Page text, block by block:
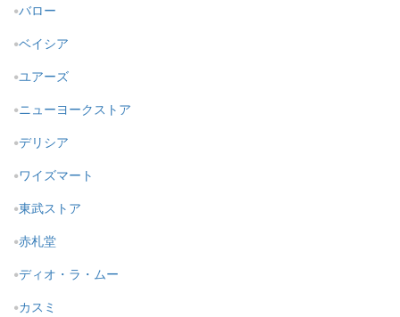
バロー
ベイシア
ユアーズ
ニューヨークストア
デリシア
ワイズマート
東武ストア
赤札堂
ディオ・ラ・ムー
カスミ